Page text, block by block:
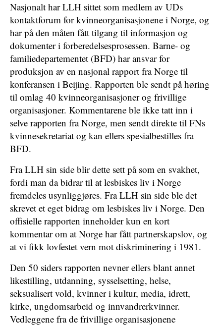
Nasjonalt har LLH sittet som medlem av UDs
kontaktforum for kvinneorganisasjonene i Norge, og
har på den måten fått tilgang til informasjon og
dokumenter i forberedelsesprosessen. Barne- og
familiedepartementet (BFD) har ansvar for
produksjon av en nasjonal rapport fra Norge til
konferansen i Beijing. Rapporten ble sendt på høring
til omlag 40 kvinneorganisasjoner og frivillige
organisasjoner. Kommentarene ble ikke tatt inn i
selve rapporten fra Norge, men sendt direkte til FNs
kvinnesekretariat og kan ellers spesialbestilles fra
BFD.
Fra LLH sin side blir dette sett på som en svakhet,
fordi man da bidrar til at lesbiskes liv i Norge
fremdeles usynliggjøres. Fra LLH sin side ble det
skrevet et eget bidrag om lesbiskes liv i Norge. Den
offisielle rapporten inneholder kun en kort
kommentar om at Norge har fått partnerskapslov, og
at vi fikk lovfestet vern mot diskriminering i 1981.
Den 50 siders rapporten nevner ellers blant annet
likestilling, utdanning, sysselsetting, helse,
seksualisert vold, kvinner i kultur, media, idrett,
kirke, ungdomsarbeid og innvandrerkvinner.
Vedleggene fra de frivillige organisasjonene